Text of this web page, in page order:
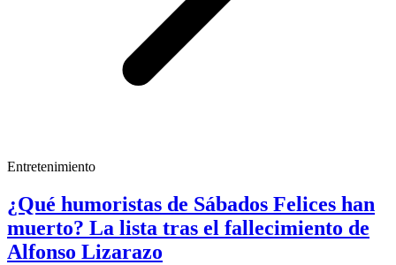
Entretenimiento
¿Qué humoristas de Sábados Felices han
muerto? La lista tras el fallecimiento de
Alfonso Lizarazo